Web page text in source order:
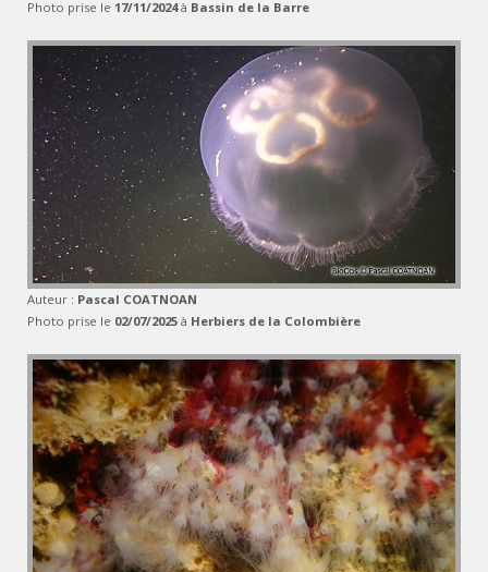
Photo prise le 17/11/2024à Bassin de la Barre
Auteur : Pascal COATNOAN
Photo prise le 02/07/2025 à Herbiers de la Colombière